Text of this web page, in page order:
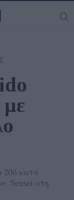
20ό κατά
Sensei στη